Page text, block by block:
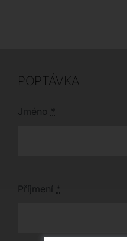
provedení.
POPTÁVKA
Jméno *
Příjmení *